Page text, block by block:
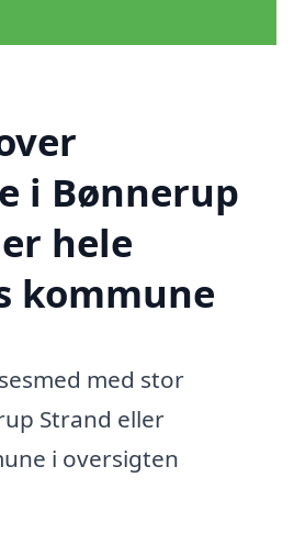
i Bønnerup
hele
kommune
med stor
Strand eller
i oversigten